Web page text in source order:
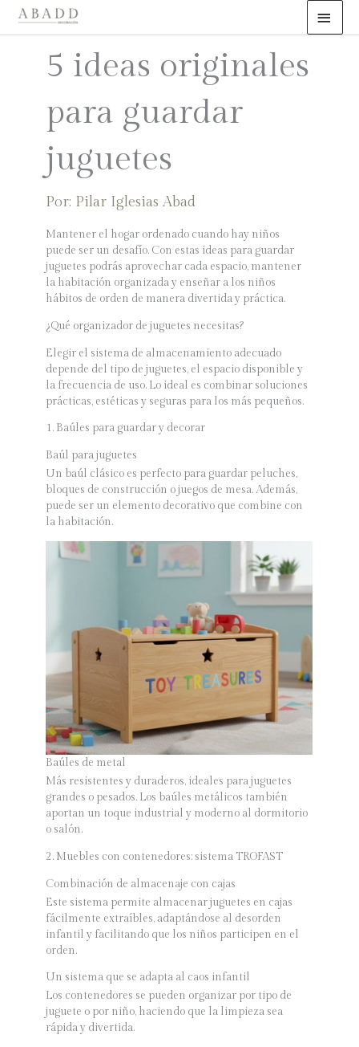
5 ideas originales
para guardar
juguetes
Pilar Iglesias Abad
Mantener el hogar ordenado cuando hay niños
puede ser un desafío. Con estas ideas para guardar
juguetes podrás aprovechar cada espacio, mantener
la habitación organizada y enseñar a los niños
hábitos de orden de manera divertida y práctica.
¿Qué organizador de juguetes necesitas?
Elegir el sistema de almacenamiento adecuado
depende del tipo de juguetes, el espacio disponible y
la frecuencia de uso. Lo ideal es combinar soluciones
prácticas, estéticas y seguras para los más pequeños.
1. Baúles para guardar y decorar
Baúl para juguetes
Un baúl clásico es perfecto para guardar peluches,
bloques de construcción o juegos de mesa. Además,
puede ser un elemento decorativo que combine con
la habitación.
Baúles de metal
Más resistentes y duraderos, ideales para juguetes
grandes o pesados. Los baúles metálicos también
aportan un toque industrial y moderno al dormitorio
o salón.
2. Muebles con contenedores: sistema TROFAST
Combinación de almacenaje con cajas
Este sistema permite almacenar juguetes en cajas
fácilmente extraíbles, adaptándose al desorden
infantil y facilitando que los niños participen en el
orden.
Un sistema que se adapta al caos infantil
Los contenedores se pueden organizar por tipo de
juguete o por niño, haciendo que la limpieza sea
rápida y divertida.